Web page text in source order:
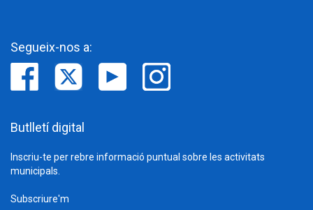
Segueix-nos a:
Butlletí digital
Inscriu-te per rebre informació puntual sobre les activitats
municipals.
Subscriure'm